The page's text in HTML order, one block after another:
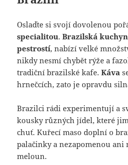
Oslaďte si svojí dovolenou
specialitou.Brazilská
pestrostí, nabízí velké
nikdy nesmí chybět rýže a
tradiční brazilské kafe.Káva
hrnečcích, zato je opravdu
Brazilci rádi experimentují a
kousky různých jídel, které
chuť. Kuřecí maso doplní o
palačinky a nezapomenou ani
meloun.